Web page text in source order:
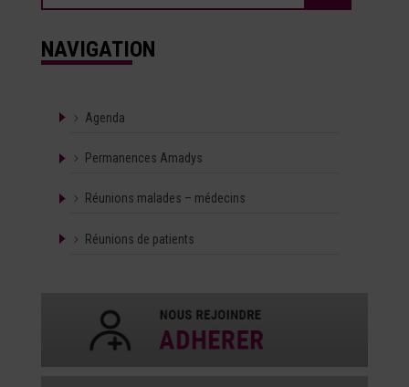
NAVIGATION
Agenda
Permanences Amadys
Réunions malades – médecins
Réunions de patients